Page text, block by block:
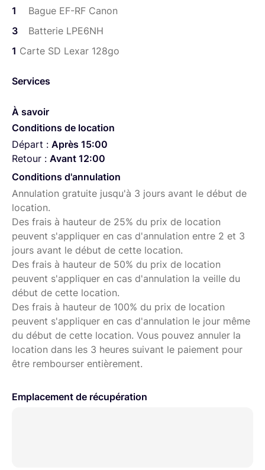
objectif EF)
carte SD 64Go)
3 batteries + Chargeur
Options :
Canon RF 50mm 1.8 STM
Tamron 24-70 2.8 G2
1
Bague EF-RF Canon
3
Batterie LPE6NH
1 Carte SD Lexar 128go
Services
À savoir
Conditions de location
Départ : Après 15:00
Retour : Avant 12:00
Conditions d'annulation
Annulation gratuite jusqu'à 3 jours avant le début de
location.
Des frais à hauteur de 25% du prix de location
peuvent s'appliquer en cas d'annulation entre 2 et 3
jours avant le début de cette location.
Des frais à hauteur de 50% du prix de location
peuvent s'appliquer en cas d'annulation la veille du
début de cette location.
Des frais à hauteur de 100% du prix de location
peuvent s'appliquer en cas d'annulation le jour même
du début de cette location. Vous pouvez annuler la
location dans les 3 heures suivant le paiement pour
être rembourser entièrement.
Emplacement de récupération